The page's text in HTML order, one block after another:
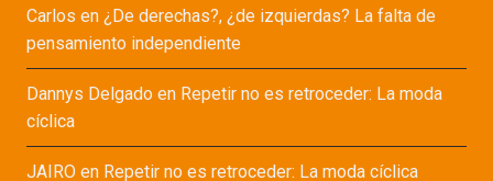
Carlos en ¿De derechas?, ¿de izquierdas? La falta de
pensamiento independiente
Dannys Delgadoen Repetir no es retroceder: La moda
cíclica
JAIROen Repetir no es retroceder: La moda cíclica